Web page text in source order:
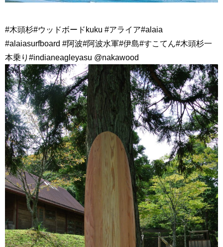
#木頭杉#ウッドボードkuku #アライア#alaia
#alaiasurfboard #阿波#阿波水軍#伊島#すこてん#木頭杉一
本乗り#indianeagleyasu @nakawood